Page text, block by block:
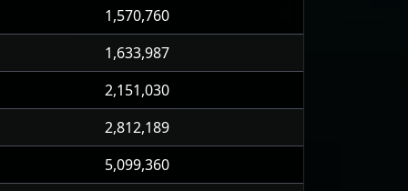
1,570,760
1,633,987
2,151,030
2,812,189
5,099,360